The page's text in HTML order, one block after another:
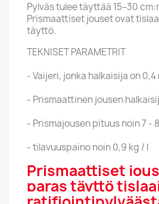
Pylväs tulee täyttää 15–30
Prismaattiset jouset ovat
täyttö.
TEKNISET PARAMETRIT
- Vaijeri, jonka halkaisija on 0,4
- Prismaattinen jousen
- Prismajousen pituus noin 7 -
- tilavuuspaino noin 0,9 kg / l
Prismaattiset
paras täyttö